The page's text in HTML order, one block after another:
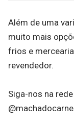
Além de uma
muito mais
frios e
revendedor.
Siga-nos na